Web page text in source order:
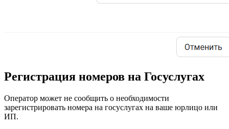
Регистрация номеров на Госуслугах
Оператор может не сообщить о необходимости
зарегистрировать номера на госуслугах на ваше юрлицо или
ИП.